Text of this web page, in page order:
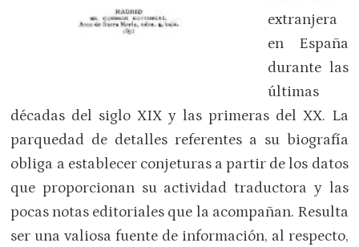
extranjera
en España
durante las
últimas
décadas del siglo XIX y las primeras del XX. La
parquedad de detalles referentes a su biografía
obliga a establecer conjeturas a partir de los datos
que proporcionan su actividad traductora y las
pocas notas editoriales que la acompañan. Resulta
ser una valiosa fuente de información, al respecto,